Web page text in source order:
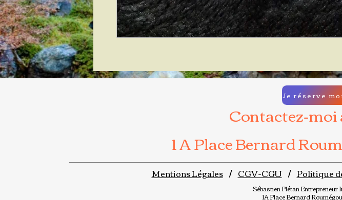
Contactez-moi
1 A Place Bernard
Je réserve
Mentions Légales/ CGV-CGU/ Politique
Sébastien PlétanEntrepreneur
1A Place Bernard